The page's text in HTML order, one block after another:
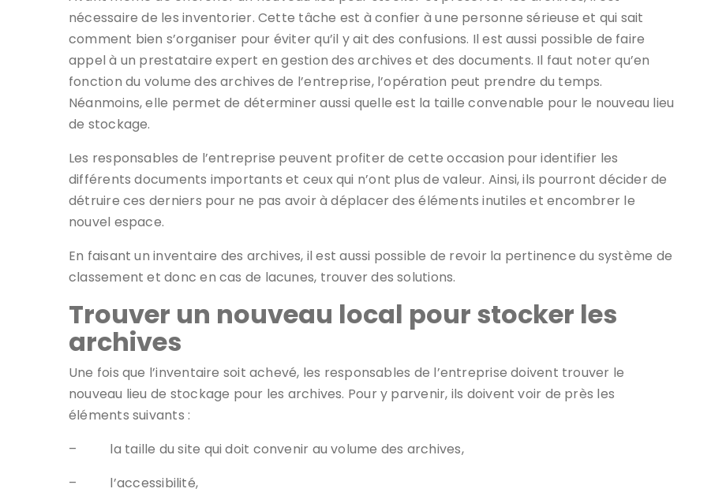
nécessaire de les inventorier. Cette tâche est à confier à une personne sérieuse et qui sait
comment bien s’organiser pour éviter qu’il y ait des confusions. Il est aussi possible de faire
appel à un prestataire expert en gestion des archives et des documents. Il faut noter qu’en
fonction du volume des archives de l’entreprise, l’opération peut prendre du temps.
Néanmoins, elle permet de déterminer aussi quelle est la taille convenable pour le nouveau lieu
de stockage.
Les responsables de l’entreprise peuvent profiter de cette occasion pour identifier les
différents documents importants et ceux qui n’ont plus de valeur. Ainsi, ils pourront décider de
détruire ces derniers pour ne pas avoir à déplacer des éléments inutiles et encombrer le
nouvel espace.
En faisant un inventaire des archives, il est aussi possible de revoir la pertinence du système de
classement et donc en cas de lacunes, trouver des solutions.
Trouver un nouveau local pour stocker les
archives
Une fois que l’inventaire soit achevé, les responsables de l’entreprise doivent trouver le
nouveau lieu de stockage pour les archives. Pour y parvenir, ils doivent voir de près les
éléments suivants :
–
la taille du site qui doit convenir au volume des archives,
–
l’accessibilité,